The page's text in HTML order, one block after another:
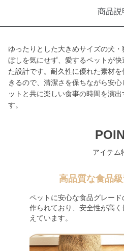
商品説
ゆったりとした大きめサイズの犬
ぼしを気にせず、愛するペットが
た設計です。耐久性に優れた素材
きるので、清潔さを保ちながら安
ットと共に楽しい食事の時間を演
す。
アイテム
高品質な食品
ペットに安心な食品グレー
作られており、安全性が高
えています。